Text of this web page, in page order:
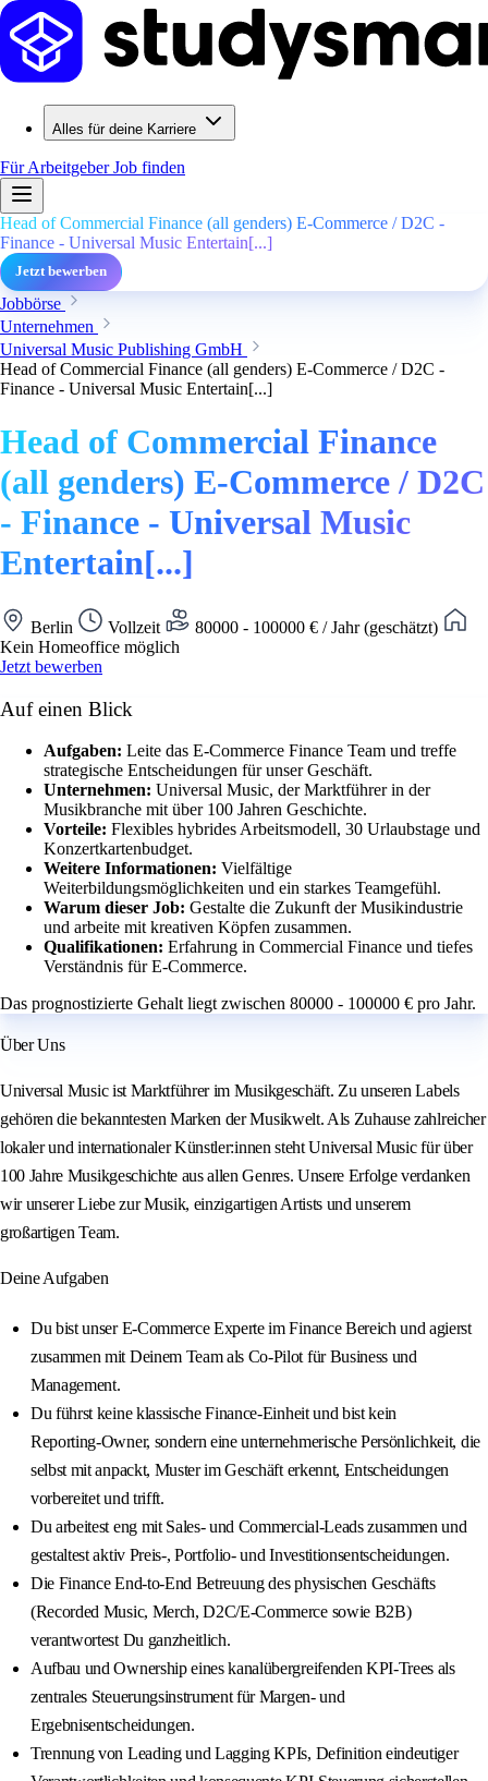
Alles für deine Karriere
Für ArbeitgeberJob finden
Head of Commercial Finance (all genders) E-Commerce / D2C -
Finance - Universal Music Entertain[...]
Jetzt bewerben
Jobbörse
Unternehmen
Universal Music Publishing GmbH
Head of Commercial Finance (all genders) E-Commerce / D2C -
Finance - Universal Music Entertain[...]
Head of Commercial Finance
(all genders) E-Commerce / D2C
- Finance - Universal Music
Entertain[...]
Berlin Vollzeit
80000 - 100000 € / Jahr (geschätzt)
Kein Homeoffice möglich
Jetzt bewerben
Auf einen Blick
Aufgaben: Leite das E-Commerce Finance Team und treffe
strategische Entscheidungen für unser Geschäft.
Unternehmen: Universal Music, der Marktführer in der
Musikbranche mit über 100 Jahren Geschichte.
Vorteile: Flexibles hybrides Arbeitsmodell, 30 Urlaubstage und
Konzertkartenbudget.
Weitere Informationen: Vielfältige
Weiterbildungsmöglichkeiten und ein starkes Teamgefühl.
Warum dieser Job: Gestalte die Zukunft der Musikindustrie
und arbeite mit kreativen Köpfen zusammen.
Qualifikationen: Erfahrung in Commercial Finance und tiefes
Verständnis für E-Commerce.
Das prognostizierte Gehalt liegt zwischen 80000 - 100000 € pro Jahr.
Über Uns
Universal Music ist Marktführer im Musikgeschäft. Zu unseren Labels
gehören die bekanntesten Marken der Musikwelt. Als Zuhause zahlreicher
lokaler und internationaler Künstler:innen steht Universal Music für über
100 Jahre Musikgeschichte aus allen Genres. Unsere Erfolge verdanken
wir unserer Liebe zur Musik, einzigartigen Artists und unserem
großartigen Team.
Deine Aufgaben
Du bist unser E‑Commerce Experte im Finance Bereich und agierst
zusammen mit Deinem Team als Co‑Pilot für Business und
Management.
Du führst keine klassische Finance‑Einheit und bist kein
Reporting‑Owner, sondern eine unternehmerische Persönlichkeit, die
selbst mit anpackt, Muster im Geschäft erkennt, Entscheidungen
vorbereitet und trifft.
Du arbeitest eng mit Sales- und Commercial‑Leads zusammen und
gestaltest aktiv Preis-, Portfolio- und Investitionsentscheidungen.
Die Finance End‑to‑End Betreuung des physischen Geschäfts
(Recorded Music, Merch, D2C/E‑Commerce sowie B2B)
verantwortest Du ganzheitlich.
Aufbau und Ownership eines kanalübergreifenden KPI‑Trees als
zentrales Steuerungsinstrument für Margen- und
Ergebnisentscheidungen.
Trennung von Leading und Lagging KPIs, Definition eindeutiger